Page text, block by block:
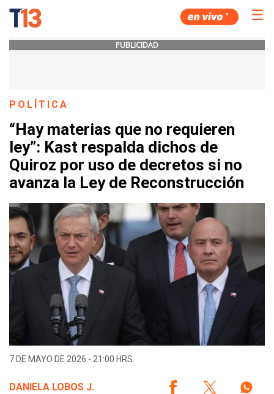
☰
PUBLICIDAD
POLÍTICA
“Hay materias que no requieren
ley”: Kast respalda dichos de
Quiroz por uso de decretos si no
avanza la Ley de Reconstrucción
7 DE MAYO DE 2026 - 21:00 HRS.
DANIELA LOBOS J.